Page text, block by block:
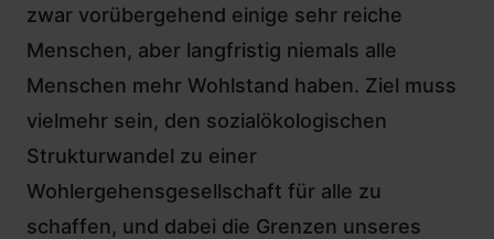
zwar vorübergehend einige sehr reiche
Menschen, aber langfristig niemals alle
Menschen mehr Wohlstand haben. Ziel muss
vielmehr sein, den sozialökologischen
Strukturwandel zu einer
Wohlergehensgesellschaft für alle zu
schaffen, und dabei die Grenzen unseres